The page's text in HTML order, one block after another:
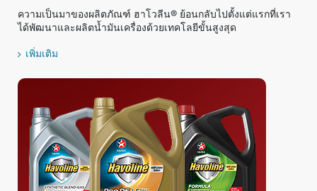
ความเป็นมาของผลิตภัณฑ์ ฮาโวลีน® ย้อนกลับไปตั้งแต่แรกที่เรา
ได้พัฒนาและผลิตน้ำมันเครื่องด้วยเทคโลยีขั้นสูงสุด
เพิ่มเติม